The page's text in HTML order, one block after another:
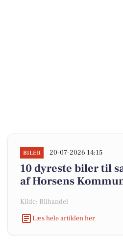
BILER 20-07-2026 14:15
10 dyreste biler til
af Horsens
Kilde: Bilhandel
Læs hele artiklen her